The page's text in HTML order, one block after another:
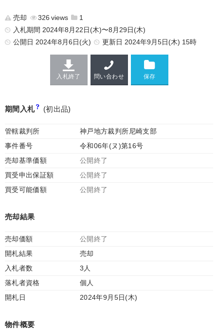
売却 326
1
入札期間 2024年8月22日(木)〜8月29日(木)
公開日 2024年8月6日(火) 更新日 2024年9月5日(木) 15時
入札終了 問い合わせ
期間入札 (初出品)
管轄裁判所
神戸地方裁判所尼崎支部
事件番号
令和06年(ヌ)第16号
売却基準価額
公開終了
買受申出保証額
公開終了
買受可能価額
公開終了
売却結果
売却価額
公開終了
開札結果
売却
入札者数
3人
落札者資格
個人
開札日
2024年9月5日(木)
物件概要